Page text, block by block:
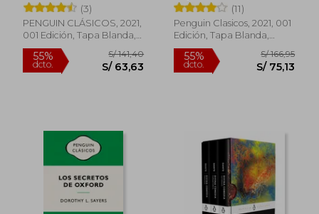
20%
Rápido
10%
(3)
PENGUIN CLÁSICOS, 2021,
001 Edición, Tapa Blanda,
Nuevo
(11)
Penguin Clasicos, 2021, 001
Edición, Tapa Blanda,
Nuevo